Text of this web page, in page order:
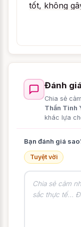
tốt, không
Set đồ ngủ
Đánh
Chia sẻ
Thần Tình
khác lựa
Bạn đánh giá
Tuyệt vời